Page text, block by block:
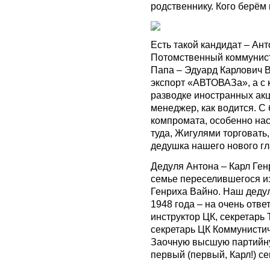
родственнику. Кого берём
Есть такой кандидат –
Потомственный
Папа – Эдуард Карлович
экспорт «АВТОВАЗа», а с
разводке иностранных
менеджер, как водится. С
компромата, особенно
туда, Жигулями
дедушка нашего нового
Дедуля Антона – Карл
семье переселившегося
Генриха Вайно. Наш
1948 года – на очень
инструктор ЦК,
секретарь ЦК
Заочную высшую
первый (первый, Карл!)